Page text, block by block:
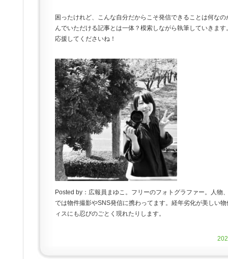
困ったけれど、こんな自分だからこそ発信できることは何な
んでいただける記事とは一体？模索しながら執筆していきま
応援してくださいね！
Posted by：広報員まゆこ。フリーのフォトグラファー。人物
では物件撮影やSNS発信に携わってます。経年劣化が美しい
ィスにも忍びのごとく現れたりします。